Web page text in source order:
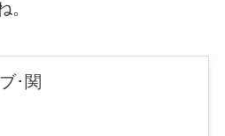
。
･関